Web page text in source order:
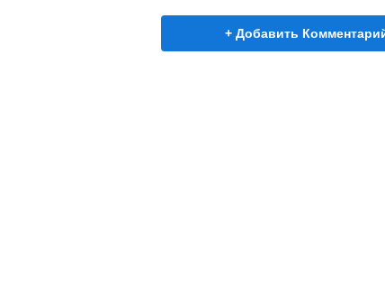
+ Добавить